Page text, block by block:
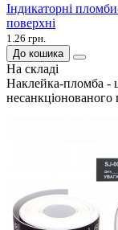
Індикаторні
поверхні
1.26 грн.
До кошика
На складі
Наклейка-пломба -